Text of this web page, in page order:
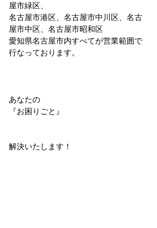
屋市緑区、
名古屋市港区、名古屋市中川区、名古
屋市中区、名古屋市昭和区
愛知県名古屋市内すべてが営業範囲で
行なっております。
あなたの
『お困りごと』
解決いたします！